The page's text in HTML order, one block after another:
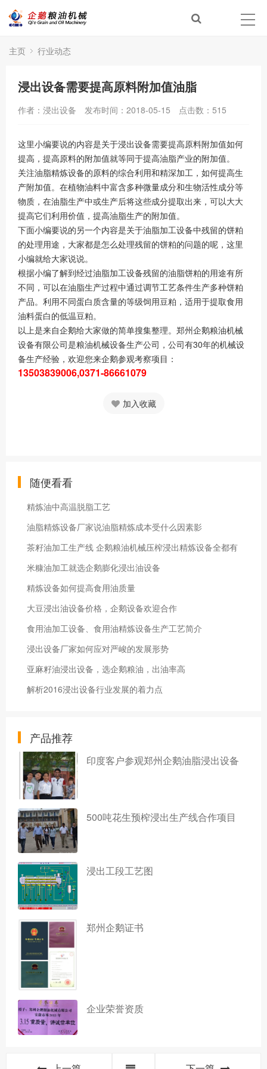
主页 行业动态
浸出设备需要提高原料附加值油脂
作者：浸出设备 发布时间：2018-05-15 点击数： 515
这里小编要说的内容是关于浸出设备需要提高原料附加值如何
提高，提高原料的附加值就等同于提高油脂产业的附加值。
关注油脂精炼设备的原料的综合利用和精深加工，如何提高生
产附加值。在植物油料中富含多种微量成分和生物活性成分等
物质，在油脂生产中或生产后将这些成分提取出来，可以大大
提高它们利用价值，提高油脂生产的附加值。
下面小编要说的另一个内容是关于油脂加工设备中残留的饼粕
的处理用途，大家都是怎么处理残留的饼粕的问题的呢，这里
小编就给大家说说。
根据小编了解到经过油脂加工设备残留的油脂饼粕的用途有所
不同，可以在油脂生产过程中通过调节工艺条件生产多种饼粕
产品。利用不同蛋白质含量的等级饲用豆粕，适用于提取食用
油料蛋白的低温豆粕。
以上是来自企鹅给大家做的简单搜集整理。郑州企鹅粮油机械
设备有限公司是粮油机械设备生产公司，公司有30年的机械设
备生产经验，欢迎您来企鹅参观考察项目：
13503839006,0371-86661079
加入收藏
随便看看
精炼油中高温脱脂工艺
油脂精炼设备厂家说油脂精炼成本受什么因素影
茶籽油加工生产线 企鹅粮油机械压榨浸出精炼设备全都有
米糠油加工就选企鹅膨化浸出油设备
精炼设备如何提高食用油质量
大豆浸出油设备价格，企鹅设备欢迎合作
食用油加工设备、食用油精炼设备生产工艺简介
浸出设备厂家如何应对严峻的发展形势
亚麻籽油浸出设备，选企鹅粮油，出油率高
解析2016浸出设备行业发展的着力点
产品推荐
印度客户参观郑州企鹅油脂浸出设备
500吨花生预榨浸出生产线合作项目
浸出工段工艺图
郑州企鹅证书
企业荣誉资质